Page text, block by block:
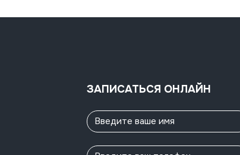
ЗАПИСАТЬСЯ ОНЛАЙН